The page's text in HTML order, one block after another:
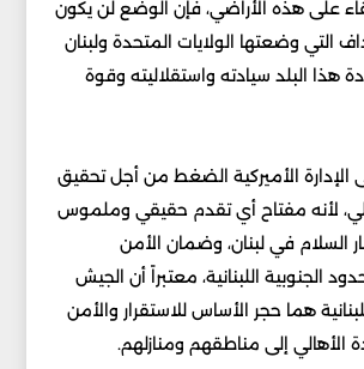
على هذه الأراضي، فإن الوضع لن يكون
التي وضعتها الولايات المتحدة ولبنان
هذا البلد سيادته واستقلاليته وقوة
الأميركية الضغط من أجل تحقيق
لأنه مفتاح أي تقدم حقيقي وملموس
في لبنان، وضمان الأمن
الجنوبية اللبنانية، معتبراً أن الجيش
هما حجر الأساس للاستقرار والأمن
الأهالي إلى مناطقهم ومنازلهم.